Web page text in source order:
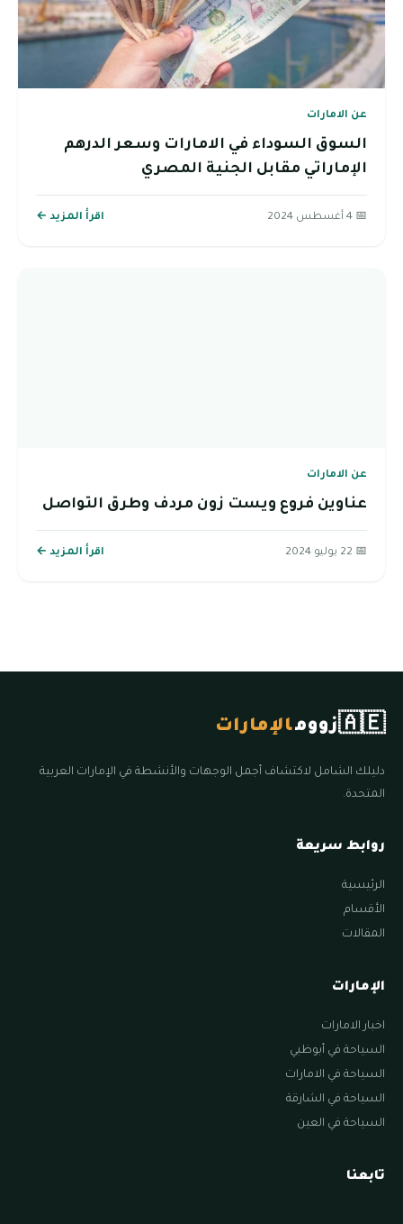
عن الامارات
السوق السوداء في الامارات وسعر الدرهم
الإماراتي مقابل الجنية المصري
📅 4 أغسطس 2024 اقرأ المزيد ←
عن الامارات
عناوين فروع ويست زون مردف وطرق التواصل
📅 22 يوليو 2024 اقرأ المزيد ←
🇦🇪زوومالإمارات
دليلك الشامل لاكتشاف أجمل الوجهات والأنشطة في الإمارات العربية
المتحدة.
روابط سريعة
الرئيسية
الأقسام
المقالات
الإمارات
اخبار الامارات
السياحة في أبوظبي
السياحة في الامارات
السياحة في الشارقة
السياحة في العين
تابعنا